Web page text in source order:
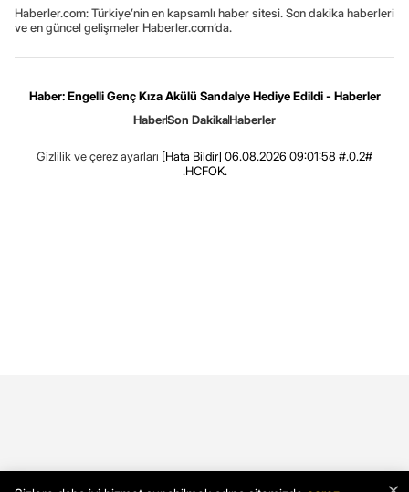
Haberler.com: Türkiye’nin en kapsamlı haber sitesi. Son dakika haberleri
ve en güncel gelişmeler Haberler.com’da.
Haber: Engelli Genç Kıza Akülü Sandalye Hediye Edildi - Haberler
HaberSon DakikaHaberler
Gizlilik ve çerez ayarları [Hata Bildir] 06.08.2026 09:01:58 #.0.2#
.HCFOK.